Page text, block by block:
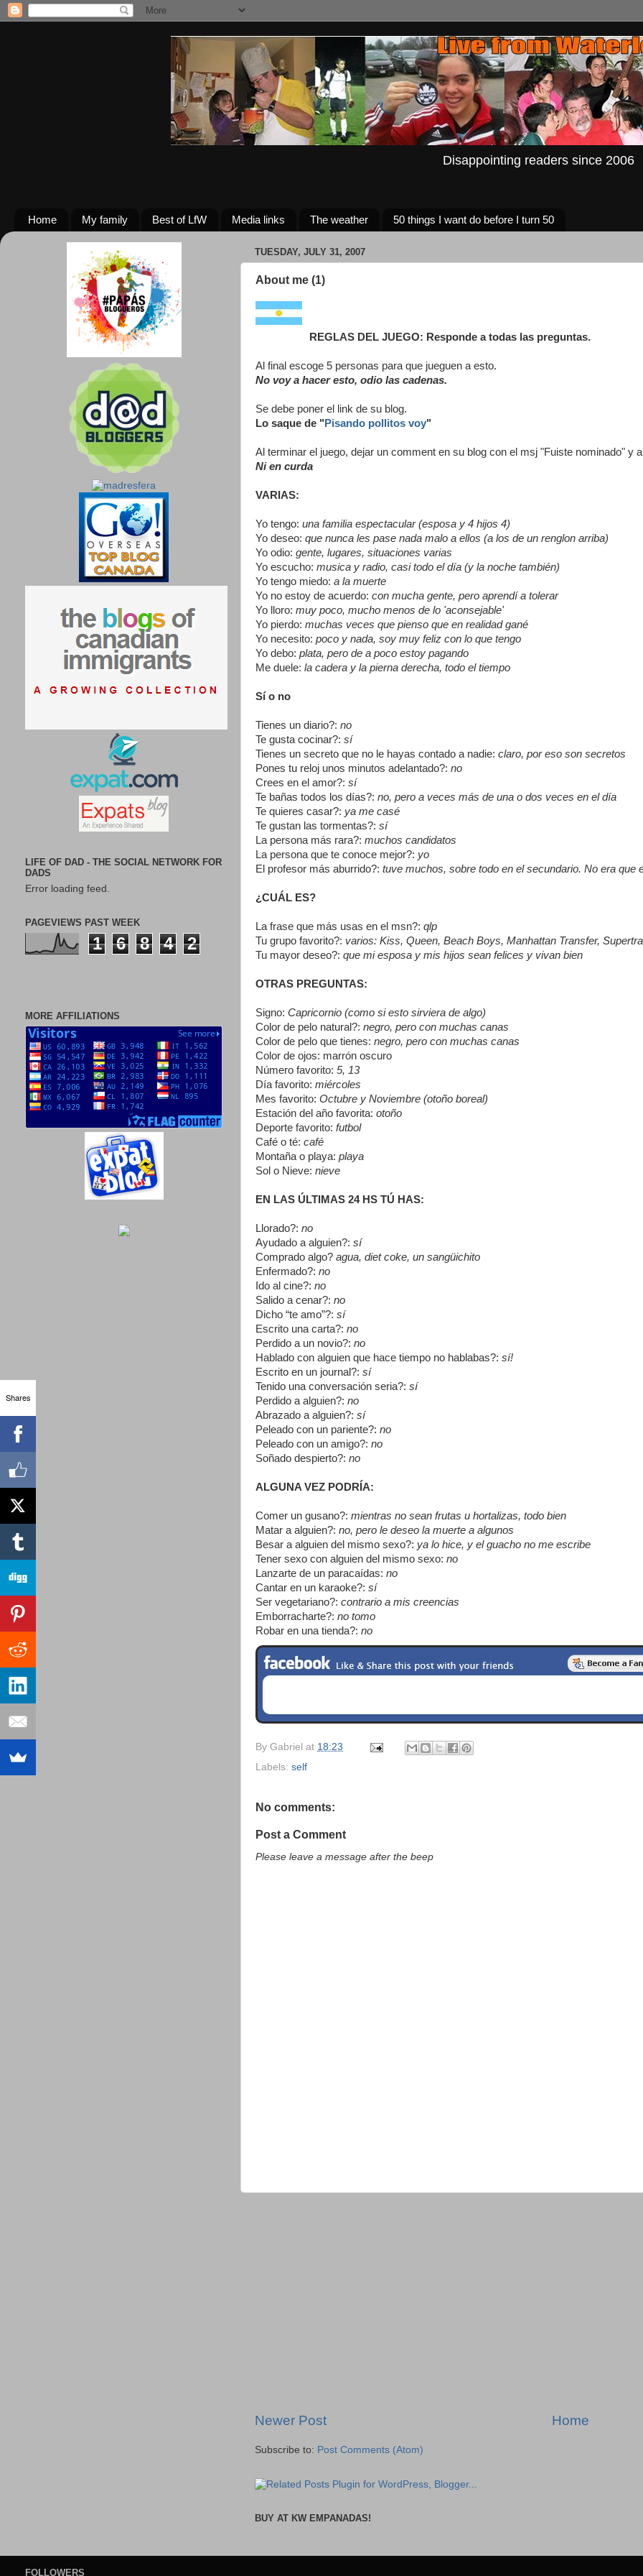
Disappointing readers since 2006
Home My family Best of LfW Media links The weather 50 things I want do before I turn 50
TUESDAY, JULY 31, 2007
About me (1)
REGLAS DEL JUEGO: Responde a todas las preguntas.
Al final escoge 5 personas para que jueguen a esto.
No voy a hacer esto, odio las cadenas.
Se debe poner el link de su blog.
Lo saque de " Pisando pollitos voy"
Al terminar el juego, dejar un comment en su blog con el msj "Fuiste nominado" y
Ni en curda
VARIAS:
Yo tengo: una familia espectacular (esposa y 4 hijos 4)
Yo deseo: que nunca les pase nada malo a ellos (a los de un renglon arriba)
Yo odio: gente, lugares, situaciones varias
Yo escucho: musica y radio, casi todo el día (y la noche también)
Yo tengo miedo: a la muerte
Yo no estoy de acuerdo: con mucha gente, pero aprendí a tolerar
Yo lloro: muy poco, mucho menos de lo 'aconsejable'
Yo pierdo: muchas veces que pienso que en realidad gané
Yo necesito: poco y nada, soy muy feliz con lo que tengo
Yo debo: plata, pero de a poco estoy pagando
Me duele: la cadera y la pierna derecha, todo el tiempo
Sí o no
Tienes un diario?: no
Te gusta cocinar?: sí
Tienes un secreto que no le hayas contado a nadie: claro, por eso son secretos
Pones tu reloj unos minutos adelantado?: no
Crees en el amor?: sí
Te bañas todos los días?: no, pero a veces más de una o dos veces en el día
Te quieres casar?: ya me casé
Te gustan las tormentas?: sí
La persona más rara?: muchos candidatos
La persona que te conoce mejor?: yo
El profesor más aburrido?: tuve muchos, sobre todo en el secundario. No era que
¿CUÁL ES?
La frase que más usas en el msn?: qlp
Tu grupo favorito?: varios: Kiss, Queen, Beach Boys, Manhattan Transfer,
Tu mayor deseo?: que mi esposa y mis hijos sean felices y vivan bien
OTRAS PREGUNTAS:
Signo: Capricornio (como si esto sirviera de algo)
Color de pelo natural?: negro, pero con muchas canas
Color de pelo que tienes: negro, pero con muchas canas
Color de ojos: marrón oscuro
Número favorito: 5, 13
Día favorito: miércoles
Mes favorito: Octubre y Noviembre (otoño boreal)
Estación del año favorita: otoño
Deporte favorito: futbol
Café o té: café
Montaña o playa: playa
Sol o Nieve: nieve
EN LAS ÚLTIMAS 24 HS TÚ HAS:
Llorado?: no
Ayudado a alguien?: sí
Comprado algo? agua, diet coke, un sangüichito
Enfermado?: no
Ido al cine?: no
Salido a cenar?: no
Dicho “te amo”?: sí
Escrito una carta?: no
Perdido a un novio?: no
Hablado con alguien que hace tiempo no hablabas?: sí!
Escrito en un journal?: sí
Tenido una conversación seria?: sí
Perdido a alguien?: no
Abrazado a alguien?: sí
Peleado con un pariente?: no
Peleado con un amigo?: no
Soñado despierto?: no
ALGUNA VEZ PODRÍA:
Comer un gusano?: mientras no sean frutas u hortalizas, todo bien
Matar a alguien?: no, pero le deseo la muerte a algunos
Besar a alguien del mismo sexo?: ya lo hice, y el guacho no me escribe
Tener sexo con alguien del mismo sexo: no
Lanzarte de un paracaídas: no
Cantar en un karaoke?: sí
Ser vegetariano?: contrario a mis creencias
Emborracharte?: no tomo
Robar en una tienda?: no
By Gabriel at 18:23
Labels: self
No comments:
Post a Comment
Please leave a message after the beep
Newer Post Home
Subscribe to: Post Comments (Atom)
BUY AT KW EMPANADAS!
LIFE OF DAD - THE SOCIAL NETWORK FOR
DADS
Error loading feed.
PAGEVIEWS PAST WEEK
1 6 8 4 2
MORE AFFILIATIONS
FOLLOWERS
Shares